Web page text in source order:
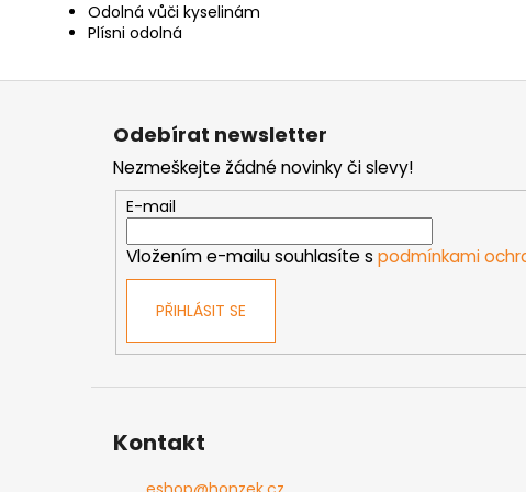
Odolná vůči kyselinám
Plísni odolná
Z
Odebírat newsletter
Nezmeškejte žádné novinky či slevy!
E-mail
Vložením e-mailu souhlasíte s podmínkami
PŘIHLÁSIT SE
Kontakt